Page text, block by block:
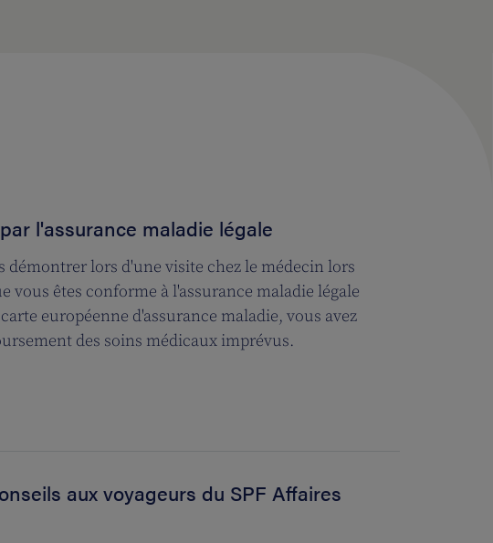
l'assurance maladie légale
démontrer lors d'une visite chez le médecin lors
vous êtes conforme à l'assurance maladie légale
carte européenne d'assurance maladie, vous avez
des soins médicaux imprévus.
aux voyageurs du SPF Affaires